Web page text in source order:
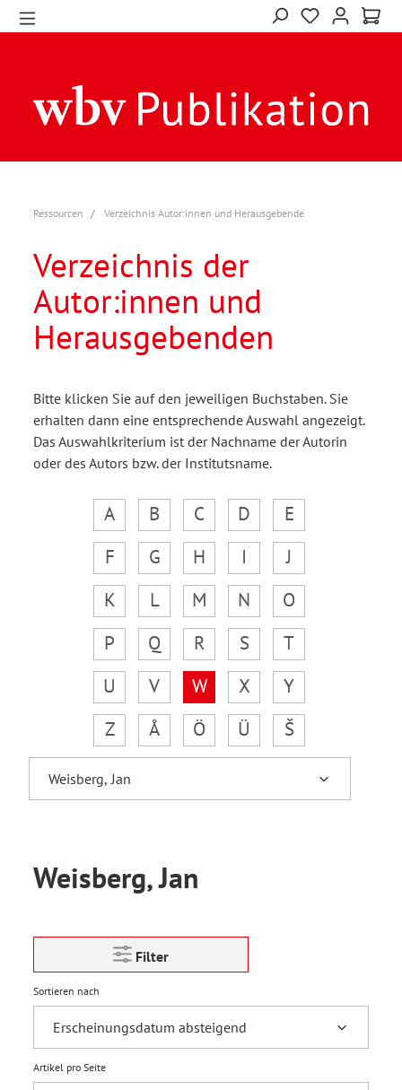
Ressourcen Verzeichnis Autor:innen und Herausgebende
Verzeichnis der
Autor:innen und
Herausgebenden
Bitte klicken Sie auf den jeweiligen Buchstaben. Sie
erhalten dann eine entsprechende Auswahl angezeigt.
Das Auswahlkriterium ist der Nachname der Autorin
oder des Autors bzw. der Institutsname.
A B C D
E
F
G H I
J
K
L M N
O
P
Q R S
T
U
V W X
Y
Z
Å Ö Ü Š
Weisberg, Jan
Filter
Sortieren nach
Artikel pro Seite